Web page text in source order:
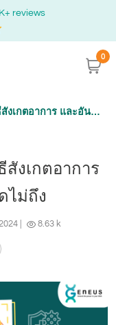
reviews
0
าร และอันตรายที่คาดไม่ถึง
งเกตอาการ
ไม่ถึง
| 8.63 k